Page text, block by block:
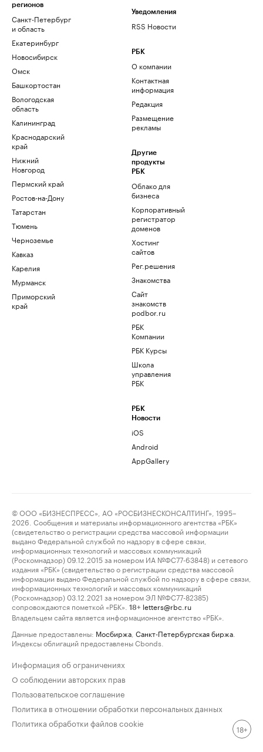
регионов
Санкт-Петербург
и область
Екатеринбург
Новосибирск
Омск
Башкортостан
Вологодская
область
Калининград
Краснодарский
край
Нижний
Новгород
Пермский край
Ростов-на-Дону
Татарстан
Тюмень
Черноземье
Кавказ
Карелия
Мурманск
Приморский
край
Уведомления
RSS Новости
РБК
О компании
Контактная
информация
Редакция
Размещение
рекламы
Другие
продукты
РБК
Облако для
бизнеса
Корпоративный
регистратор
доменов
Хостинг
сайтов
Рег.решения
Знакомства
Сайт
знакомств
podbor.ru
РБК
Компании
РБК Курсы
Школа
управления
РБК
РБК
Новости
iOS
Android
AppGallery
© ООО «БИЗНЕСПРЕСС», АО «РОСБИЗНЕСКОНСАЛТИНГ», 1995–
2026. Сообщения и материалы информационного агентства «РБК»
(свидетельство о регистрации средства массовой информации
выдано Федеральной службой по надзору в сфере связи,
информационных технологий и массовых коммуникаций
(Роскомнадзор) 09.12.2015 за номером ИА №ФС77-63848) и сетевого
издания «РБК» (свидетельство о регистрации средства массовой
информации выдано Федеральной службой по надзору в сфере связи,
информационных технологий и массовых коммуникаций
(Роскомнадзор) 03.12.2021 за номером ЭЛ №ФС77-82385)
сопровождаются пометкой «РБК».
18+ letters@rbc.ru
Владельцем сайта является информационное агентство «РБК».
Данные предоставлены: Мосбиржа Санкт-Петербургская биржа
Индексы облигаций предоставлены Cbonds.
Информация об ограничениях
О соблюдении авторских прав
Пользовательское соглашение
Политика в отношении обработки персональных данных
Политика обработки файлов cookie
18+